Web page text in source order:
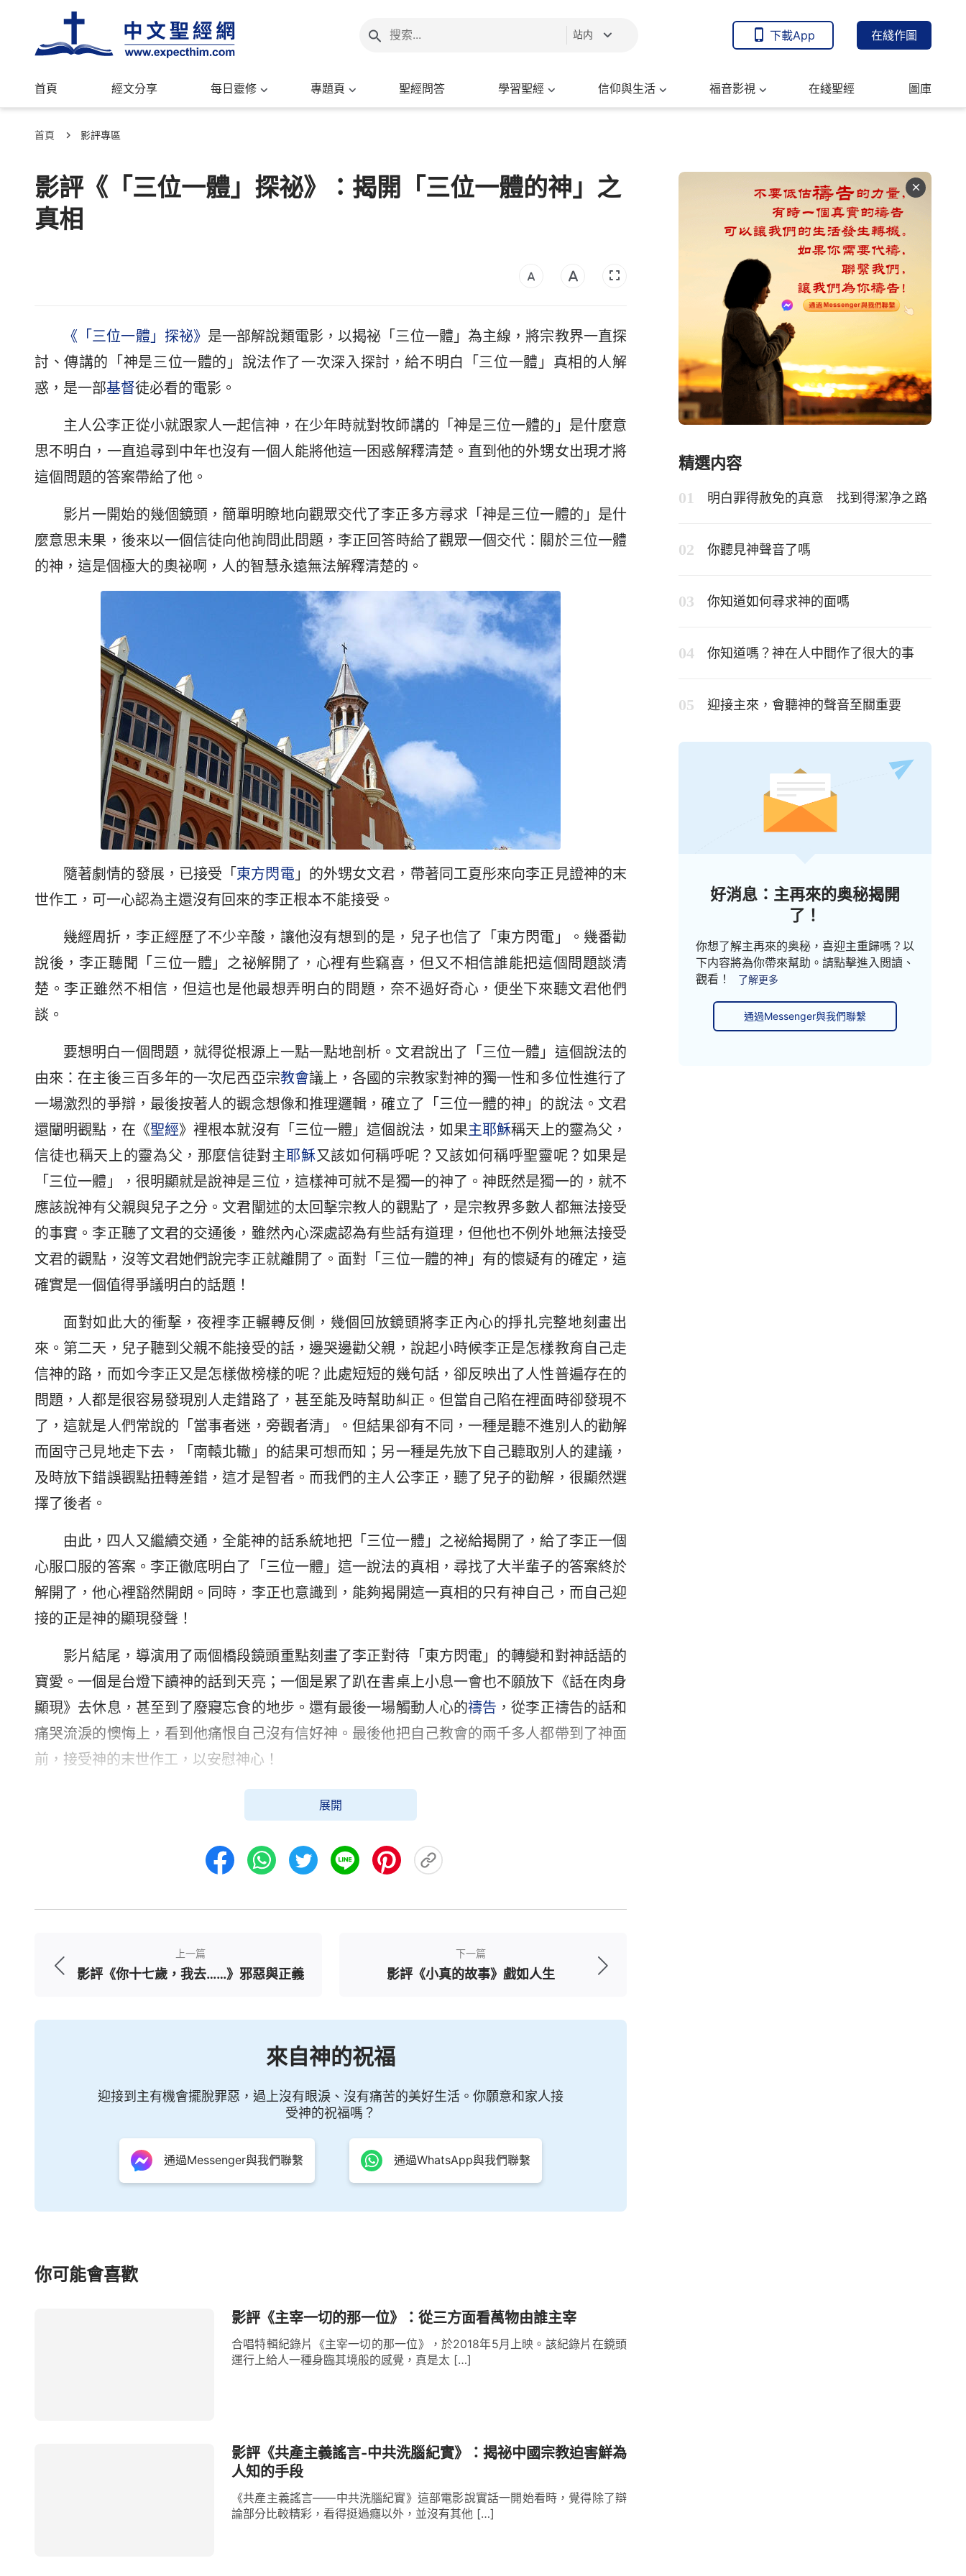
站内 下載App 在綫作圖
首頁 經文分享 每日靈修 專題頁 聖經問答 學習聖經 信仰與生活 福音影視 在綫聖經 圖庫
首頁 影評專區
影評《「三位一體」探祕》：揭開「三位一體的神」之
真相
《「三位一體」探祕》 是一部解說類電影，以揭祕「三位一體」為主線，將宗教界一直探
討、傳講的「神是三位一體的」說法作了一次深入探討，給不明白「三位一體」真相的人解
惑，是一部基督徒必看的電影。
主人公李正從小就跟家人一起信神，在少年時就對牧師講的「神是三位一體的」是什麼意
思不明白，一直追尋到中年也沒有一個人能將他這一困惑解釋清楚。直到他的外甥女出現才將
這個問題的答案帶給了他。
影片一開始的幾個鏡頭，簡單明瞭地向觀眾交代了李正多方尋求「神是三位一體的」是什
麼意思未果，後來以一個信徒向他詢問此問題，李正回答時給了觀眾一個交代：關於三位一體
的神，這是個極大的奧祕啊，人的智慧永遠無法解釋清楚的。
隨著劇情的發展，已接受「 東方閃電 」的外甥女文君，帶著同工夏彤來向李正見證神的末
世作工，可一心認為主還沒有回來的李正根本不能接受。
幾經周折，李正經歷了不少辛酸，讓他沒有想到的是，兒子也信了「東方閃電」。幾番勸
說後，李正聽聞「三位一體」之祕解開了，心裡有些竊喜，但又不相信誰能把這個問題談清
楚。李正雖然不相信，但這也是他最想弄明白的問題，奈不過好奇心，便坐下來聽文君他們
談。
要想明白一個問題，就得從根源上一點一點地剖析。文君說出了「三位一體」這個說法的
由來：在主後三百多年的一次尼西亞宗教會議上，各國的宗教家對神的獨一性和多位性進行了
一場激烈的爭辯，最後按著人的觀念想像和推理邏輯，確立了「三位一體的神」的說法。文君
還闡明觀點，在《聖經》裡根本就沒有「三位一體」這個說法，如果主耶穌稱天上的靈為父，
信徒也稱天上的靈為父，那麼信徒對主耶穌又該如何稱呼呢？又該如何稱呼聖靈呢？如果是
「三位一體」，很明顯就是說神是三位，這樣神可就不是獨一的神了。神既然是獨一的，就不
應該說神有父親與兒子之分。文君闡述的太回擊宗教人的觀點了，是宗教界多數人都無法接受
的事實。李正聽了文君的交通後，雖然內心深處認為有些話有道理，但他也不例外地無法接受
文君的觀點，沒等文君她們說完李正就離開了。面對「三位一體的神」有的懷疑有的確定，這
確實是一個值得爭議明白的話題！
面對如此大的衝擊，夜裡李正輾轉反側，幾個回放鏡頭將李正內心的掙扎完整地刻畫出
來。第二天，兒子聽到父親不能接受的話，邊哭邊勸父親，說起小時候李正是怎樣教育自己走
信神的路，而如今李正又是怎樣做榜樣的呢？此處短短的幾句話，卻反映出了人性普遍存在的
問題，人都是很容易發現別人走錯路了，甚至能及時幫助糾正。但當自己陷在裡面時卻發現不
了，這就是人們常說的「當事者迷，旁觀者清」。但結果卻有不同，一種是聽不進別人的勸解
而固守己見地走下去，「南轅北轍」的結果可想而知；另一種是先放下自己聽取別人的建議，
及時放下錯誤觀點扭轉差錯，這才是智者。而我們的主人公李正，聽了兒子的勸解，很顯然選
擇了後者。
由此，四人又繼續交通，全能神的話系統地把「三位一體」之祕給揭開了，給了李正一個
心服口服的答案。李正徹底明白了「三位一體」這一說法的真相，尋找了大半輩子的答案終於
解開了，他心裡豁然開朗。同時，李正也意識到，能夠揭開這一真相的只有神自己，而自己迎
接的正是神的顯現發聲！
影片結尾，導演用了兩個橋段鏡頭重點刻畫了李正對待「東方閃電」的轉變和對神話語的
寶愛。一個是台燈下讀神的話到天亮；一個是累了趴在書桌上小息一會也不願放下《話在肉身
顯現》去休息，甚至到了廢寢忘食的地步。還有最後一場觸動人心的禱告 ，從李正禱告的話和
痛哭流淚的懊悔上，看到他痛恨自己沒有信好神。最後他把自己教會的兩千多人都帶到了神面
前，接受神的末世作工，以安慰神心！
本片最令人欣慰的是，困惑了主人公大半輩子的問題終於有了答案。「神是三位一體的」
究竟是怎麼一回事！如今已是真相大白，也給無數對此困惑不解的
也對此有疑問，或者想一探究竟，那就千萬不要錯過這部影片！
展開
上一篇
影評《你十七歲，我去……》邪惡與正義
下一篇
影評《小真的故事》戲如人生
來自神的祝福
迎接到主有機會擺脫罪惡，過上沒有眼淚、沒有痛苦的美好生活。你願意和家人接
受神的祝福嗎？
通過Messenger與我們聯繫 通過WhatsApp與我們聯繫
你可能會喜歡
影評《主宰一切的那一位》：從三方面看萬物由誰主宰
合唱特輯紀錄片《主宰一切的那一位》，於2018年5月上映。該紀錄片在鏡頭
運行上給人一種身臨其境般的感覺，真是太 […]
影評《共產主義謠言-中共洗腦紀實》：揭祕中國宗教迫害鮮為
人知的手段
《共產主義謠言——中共洗腦紀實》這部電影說實話一開始看時，覺得除了辯
論部分比較精彩，看得挺過癮以外，並沒有其他 […]
精選内容
明白罪得赦免的真意 找到得潔净之路
你聽見神聲音了嗎
你知道如何尋求神的面嗎
你知道嗎？神在人中間作了很大的事
迎接主來，會聽神的聲音至關重要
好消息：主再來的奥秘揭開
了！
你想了解主再來的奥秘，喜迎主重歸嗎？以
下内容將為你帶來幫助。請點擊進入閲讀、
觀看！
了解更多
通過Messenger與我們聯繫